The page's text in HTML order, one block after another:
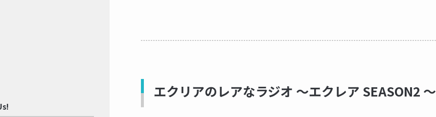
エクリアのレアなラジオ ～エクレア SEASON2 ～